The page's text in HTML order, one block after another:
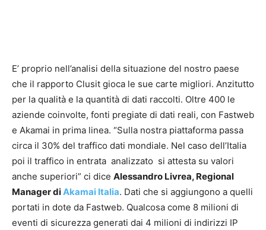
E’ proprio nell’analisi della situazione del nostro paese
che il rapporto Clusit gioca le sue carte migliori. Anzitutto
per la qualità e la quantità di dati raccolti. Oltre 400 le
aziende coinvolte, fonti pregiate di dati reali, con Fastweb
e Akamai in prima linea. “Sulla nostra piattaforma passa
circa il 30% del traffico dati mondiale. Nel caso dell’Italia
poi il traffico in entrata analizzato si attesta su valori
anche superiori” ci dice Alessandro Livrea, Regional
Manager diAkamai Italia. Dati che si aggiungono a quelli
portati in dote da Fastweb. Qualcosa come 8 milioni di
eventi di sicurezza generati dai 4 milioni di indirizzi IP